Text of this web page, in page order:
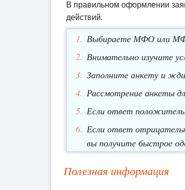
В правильном оформлении
действий.
Выбираете МФО или
Внимательно изучите
Заполните анкету и
Рассмотрение анкеты
Если ответ
Если ответ
вы получите быстрое
Полезная информация